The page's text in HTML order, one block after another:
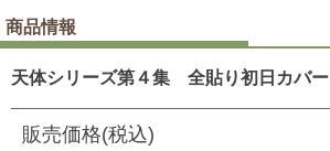
商品情報
天体シリーズ第４集 全貼り初日カバー
販売価格(税込)